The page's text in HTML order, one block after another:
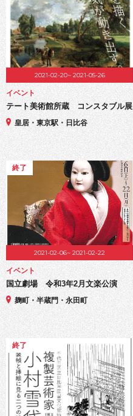
2021-02-20~ 2021-05-26
イベント
テート美術館所蔵 コンスタブル展
皇居・東京駅・日比谷
終了
2021-02-06~ 2021-02-22
イベント
国立劇場 令和3年2月文楽公演
麹町・半蔵門・永田町
終了